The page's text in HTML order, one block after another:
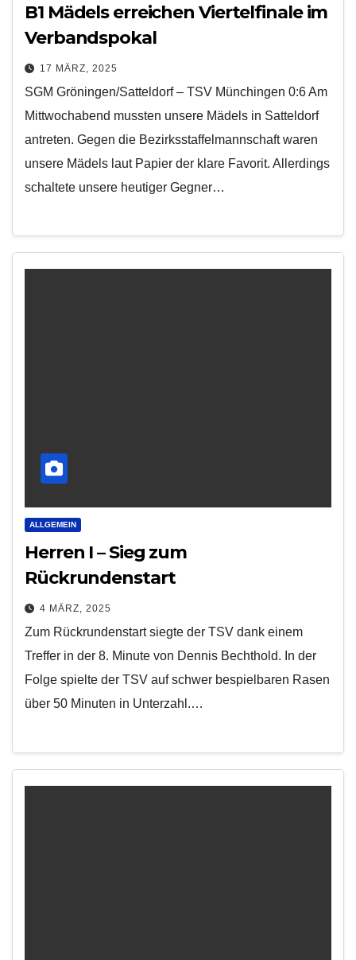
B1 Mädels erreichen Viertelfinale im
Verbandspokal
17 MÄRZ, 2025
SGM Gröningen/Satteldorf – TSV Münchingen 0:6 Am
Mittwochabend mussten unsere Mädels in Satteldorf
antreten. Gegen die Bezirksstaffelmannschaft waren
unsere Mädels laut Papier der klare Favorit. Allerdings
schaltete unsere heutiger Gegner…
ALLGEMEIN
Herren I – Sieg zum
Rückrundenstart
4 MÄRZ, 2025
Zum Rückrundenstart siegte der TSV dank einem
Treffer in der 8. Minute von Dennis Bechthold. In der
Folge spielte der TSV auf schwer bespielbaren Rasen
über 50 Minuten in Unterzahl.…